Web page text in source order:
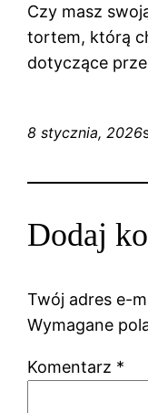
Czy masz
tortem, którą
dotyczące
8 stycznia, 2026
Dodaj
Twój adres e-
Wymagane
Komentarz *